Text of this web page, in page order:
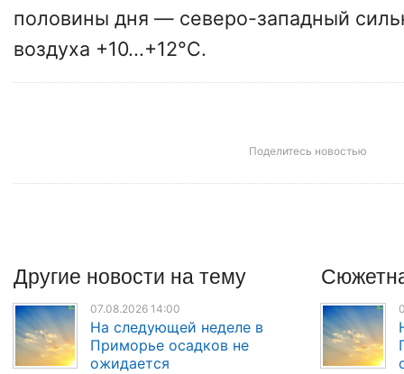
половины дня — северо-западный
воздуха +10...+12°C.
Поделитесь новостью
Другие новости на тему
07.08.2026 14:00
На следующей неделе в
Приморье осадков не
ожидается